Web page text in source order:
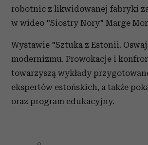
robotnic z likwidowanej fabryki
w wideo "Siostry Nory" Marge
Wystawie "Sztuka z Estonii.
modernizmu. Prowokacje i
towarzyszą wykłady
ekspertów estońskich, a także
oraz program edukacyjny.